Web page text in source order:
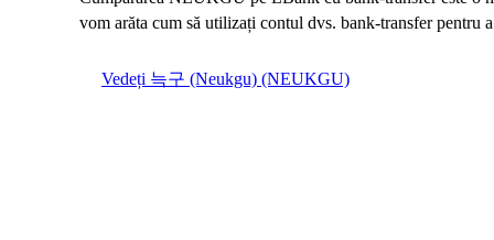
vom arăta cum să utilizați contul dvs. bank-transfer pentru
Vedeți 늑구 (Neukgu) (NEUKGU)